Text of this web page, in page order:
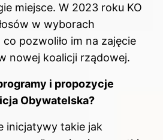
miejsce. W 2023 roku KO
w wyborach
pozwoliło im na zajęcie
nowej koalicji rządowej.
i propozycje
Obywatelska?
inicjatywy takie jak